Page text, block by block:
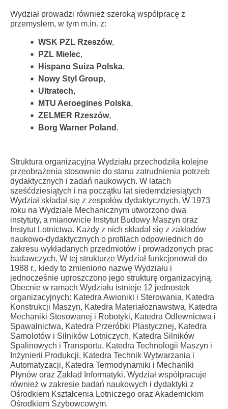
Wydział prowadzi również szeroką współpracę z
przemysłem, w tym m.in. z:
WSK PZL Rzeszów,
PZL Mielec,
Hispano Suiza Polska,
Nowy Styl Group,
Ultratech,
MTU Aeroegines Polska,
ZELMER Rzeszów,
Borg Warner Poland .
Struktura organizacyjna Wydziału przechodziła kolejne
przeobrażenia stosownie do stanu zatrudnienia potrzeb
dydaktycznych i zadań naukowych. W latach
sześćdziesiątych i na początku lat siedemdziesiątych
Wydział składał się z zespołów dydaktycznych. W 1973
roku na Wydziale Mechanicznym utworzono dwa
instytuty, a mianowicie Instytut Budowy Maszyn oraz
Instytut Lotnictwa. Każdy z nich składał się z zakładów
naukowo-dydaktycznych o profilach odpowiednich do
zakresu wykładanych przedmiotów i prowadzonych prac
badawczych. W tej strukturze Wydział funkcjonował do
1988 r., kiedy to zmieniono nazwę Wydziału i
jednocześnie uproszczono jego strukturę organizacyjną.
Obecnie w ramach Wydziału istnieje 12 jednostek
organizacyjnych: Katedra Awioniki i Sterowania, Katedra
Konstrukcji Maszyn, Katedra Materiałoznawstwa, Katedra
Mechaniki Stosowanej i Robotyki, Katedra Odlewnictwa i
Spawalnictwa, Katedra Przeróbki Plastycznej, Katedra
Samolotów i Silników Lotniczych, Katedra Silników
Spalinowych i Transportu, Katedra Technologii Maszyn i
Inżynierii Produkcji, Katedra Technik Wytwarzania i
Automatyzacji, Katedra Termodynamiki i Mechaniki
Płynów oraz Zakład Informatyki. Wydział współpracuje
również w zakresie badań naukowych i dydaktyki z
Ośrodkiem Kształcenia Lotniczego oraz Akademickim
Ośrodkiem Szybowcowym.